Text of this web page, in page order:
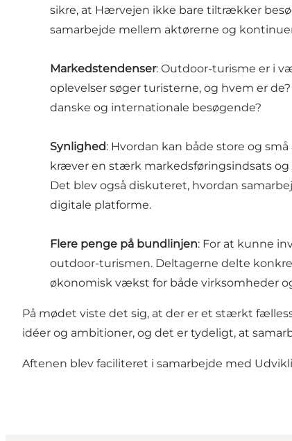
sikre, at Hærvejen ikke bare tiltrækker
samarbejde mellem aktørerne og
Markedstendenser: Outdoor-turisme er i
oplevelser søger turisterne, og hvem er
danske og internationale besøgende?
Synlighed: Hvordan kan både store og
kræver en stærk markedsføringsindsats
Det blev også diskuteret, hvordan
digitale platforme.
Flere penge på bundlinjen: For at kunne
outdoor-turismen. Deltagerne delte
økonomisk vækst for både virksomheder
På mødet viste det sig, at der er et stærkt
idéer og ambitioner, og det er tydeligt, at
Aftenen blev faciliteret i samarbejde med